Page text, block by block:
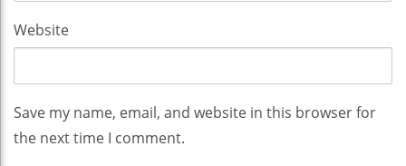
Website
Save my name, email, and website in this browser for
the next time I comment.